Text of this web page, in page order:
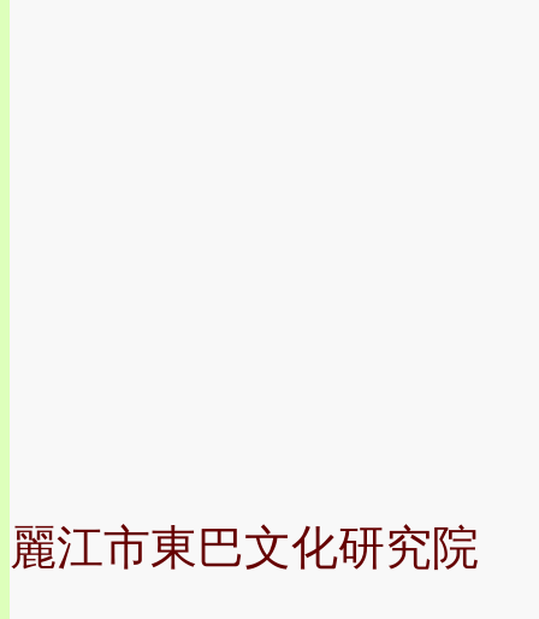
麗江市東巴文化研究院